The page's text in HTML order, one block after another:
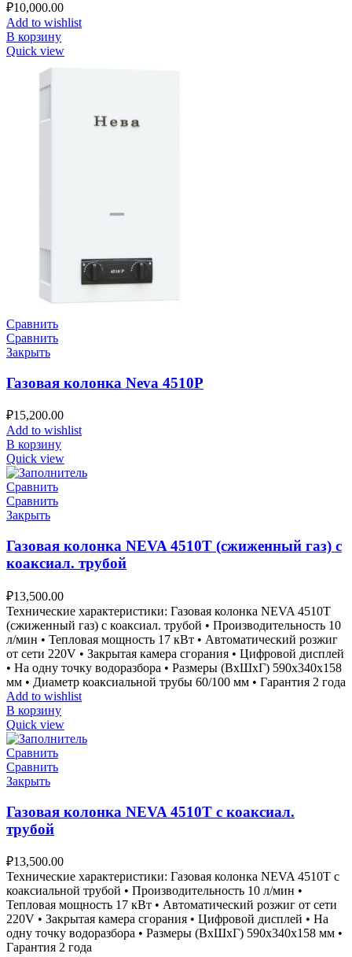
₽10,000.00
Add to wishlist
В корзину
Quick view
Сравнить
Сравнить
Закрыть
Газовая колонка Neva 4510P
₽15,200.00
Add to wishlist
В корзину
Quick view
Сравнить
Сравнить
Закрыть
Газовая колонка NEVA 4510T (сжиженный газ) с
коаксиал. трубой
₽13,500.00
Технические характеристики: Газовая колонка NEVA 4510T
(сжиженный газ) с коаксиал. трубой • Производительность 10
л/мин • Тепловая мощность 17 кВт • Автоматический розжиг
от сети 220V • Закрытая камера сгорания • Цифровой дисплей
• На одну точку водоразбора • Размеры (ВxШxГ) 590х340х158
мм • Диаметр коаксиальной трубы 60/100 мм • Гарантия 2 года
Add to wishlist
В корзину
Quick view
Сравнить
Сравнить
Закрыть
Газовая колонка NEVA 4510T с коаксиал.
трубой
₽13,500.00
Технические характеристики: Газовая колонка NEVA 4510T с
коаксиальной трубой • Производительность 10 л/мин •
Тепловая мощность 17 кВт • Автоматический розжиг от сети
220V • Закрытая камера сгорания • Цифровой дисплей • На
одну точку водоразбора • Размеры (ВxШxГ) 590х340х158 мм •
Гарантия 2 года